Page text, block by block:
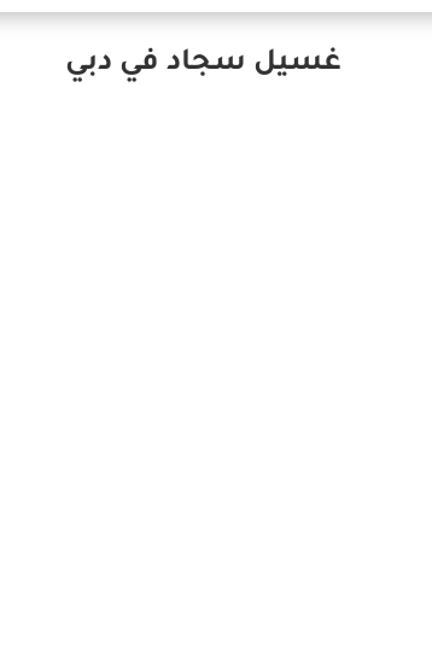
غسيل سجاد في دبي